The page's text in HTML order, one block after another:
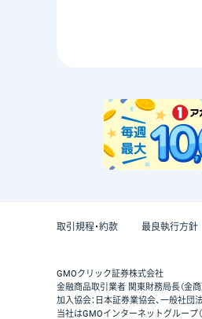
取引規程・約款 最良執行方針
GMOクリック証券株式会社
金融商品取引業者 関東財務局長（金
加入協会：日本証券業協会、一般社
当社はGMOインターネットグループ